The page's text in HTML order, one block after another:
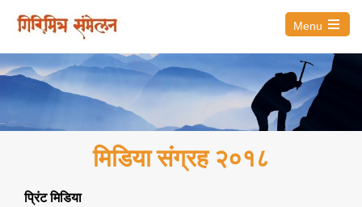
Menu
मिडिया संग्रह २०१८
प्रिंट मिडिया